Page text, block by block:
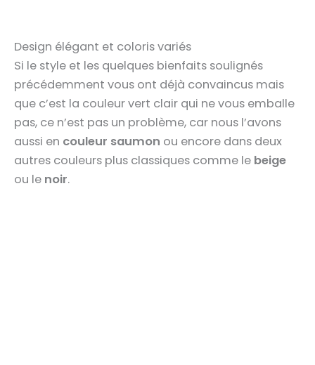
Design élégant et coloris variés
Si le style et les quelques bienfaits soulignés
précédemment vous ont déjà convaincus mais
que c’est la couleur vert clair qui ne vous emballe
pas, ce n’est pas un problème, car nous l’avons
aussi en couleur saumon ou encore dans deux
autres couleurs plus classiques comme le beige
ou le noir.